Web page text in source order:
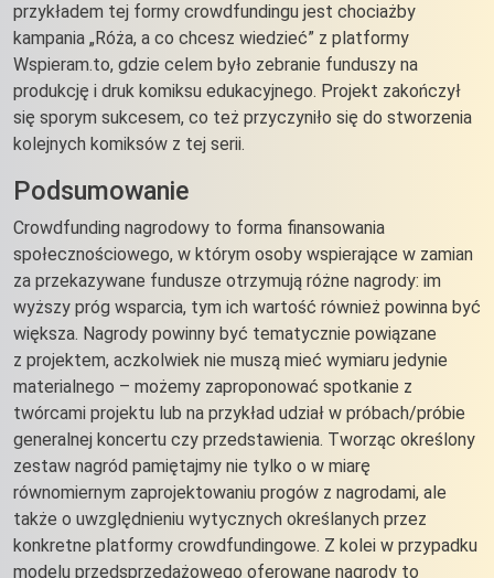
przykładem tej formy crowdfundingu jest chociażby
kampania „Róża, a co chcesz wiedzieć” z platformy
Wspieram.to, gdzie celem było zebranie funduszy na
produkcję i druk komiksu edukacyjnego. Projekt zakończył
się sporym sukcesem, co też przyczyniło się do stworzenia
kolejnych komiksów z tej serii.
Podsumowanie
Crowdfunding nagrodowy to forma finansowania
społecznościowego, w którym osoby wspierające w zamian
za przekazywane fundusze otrzymują różne nagrody: im
wyższy próg wsparcia, tym ich wartość również powinna być
większa. Nagrody powinny być tematycznie powiązane
z projektem, aczkolwiek nie muszą mieć wymiaru jedynie
materialnego – możemy zaproponować spotkanie z
twórcami projektu lub na przykład udział w próbach/próbie
generalnej koncertu czy przedstawienia. Tworząc określony
zestaw nagród pamiętajmy nie tylko o w miarę
równomiernym zaprojektowaniu progów z nagrodami, ale
także o uwzględnieniu wytycznych określanych przez
konkretne platformy crowdfundingowe. Z kolei w przypadku
modelu przedsprzedażowego oferowane nagrody to